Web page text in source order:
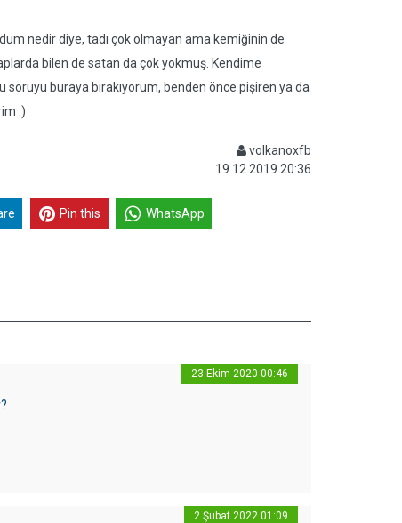
nedir diye, tadı çok olmayan ama kemiğinin de
bilen de satan da çok yokmuş. Kendime
buraya bırakıyorum, benden önce pişiren ya da
:)
volkanoxfb
19.12.2019 20:36
Pin this WhatsApp
23 Ekim 2020 00:46
2 Şubat 2022 01:09